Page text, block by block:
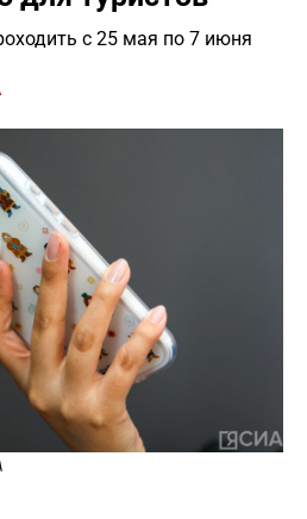
с 25 мая по 7 июня